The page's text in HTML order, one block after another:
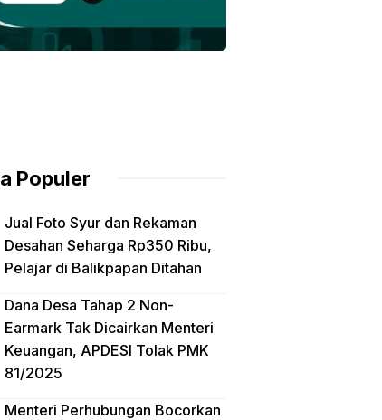
Populer
Jual Foto Syur dan Rekaman
Desahan Seharga Rp350 Ribu,
Pelajar di Balikpapan Ditahan
Dana Desa Tahap 2 Non-
Earmark Tak Dicairkan Menteri
Keuangan, APDESI Tolak PMK
81/2025
Menteri Perhubungan Bocorkan